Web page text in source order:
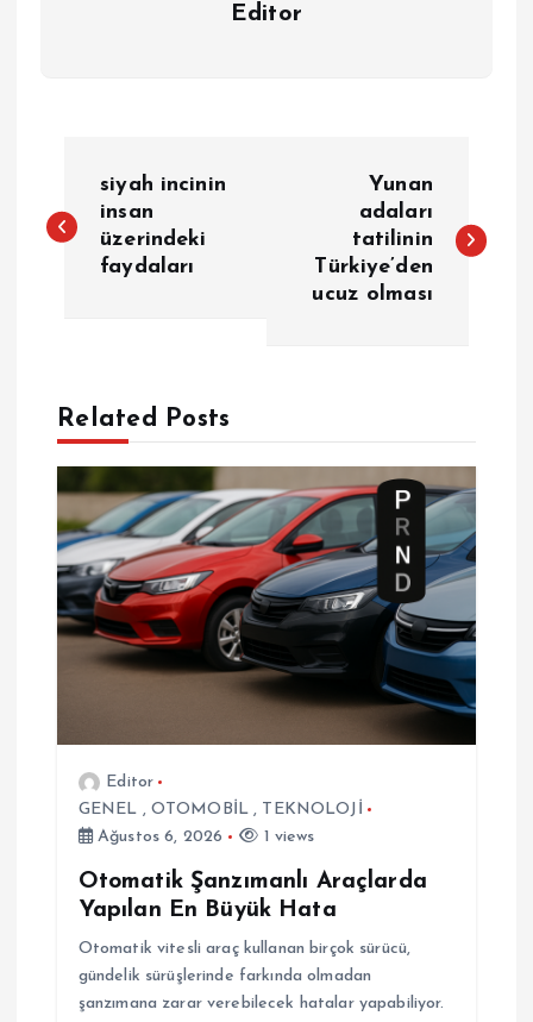
Editor
a
g
e
z
n
e
siyah incinin
insan
üzerindeki
faydaları
Yunan
adaları
tatilinin
Türkiye’den
ucuz olması
Related Posts
Editor
GENEL , OTOMOBİL , TEKNOLOJİ
Ağustos 6, 2026
1 views
Otomatik Şanzımanlı Araçlarda
Yapılan En Büyük Hata
Otomatik vitesli araç kullanan birçok sürücü,
gündelik sürüşlerinde farkında olmadan
şanzımana zarar verebilecek hatalar yapabiliyor.